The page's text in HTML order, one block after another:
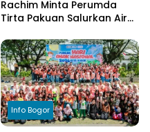
Rachim Minta Perumda
Tirta Pakuan Salurkan Air
Terdampak Kekeringan
Info Bogor